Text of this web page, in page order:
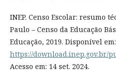
INEP. Censo Escolar: resumo
Paulo – Censo da Educação
Educação, 2019. Disponível em:
https://download.inep.gov.br/
Acesso em: 14 set. 2024.